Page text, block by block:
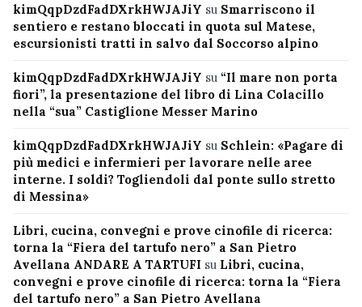
kimQqpDzdFadDXrkHWJAJiY su Smarriscono il
sentiero e restano bloccati in quota sul Matese,
escursionisti tratti in salvo dal Soccorso alpino
kimQqpDzdFadDXrkHWJAJiY su “Il mare non porta
fiori”, la presentazione del libro di Lina Colacillo
nella “sua” Castiglione Messer Marino
kimQqpDzdFadDXrkHWJAJiY su Schlein: «Pagare di
più medici e infermieri per lavorare nelle aree
interne. I soldi? Togliendoli dal ponte sullo stretto
di Messina»
Libri, cucina, convegni e prove cinofile di ricerca:
torna la “Fiera del tartufo nero” a San Pietro
Avellana ANDARE A TARTUFI su Libri, cucina,
convegni e prove cinofile di ricerca: torna la “Fiera
del tartufo nero” a San Pietro Avellana